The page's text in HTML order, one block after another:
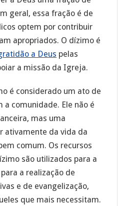
geral, essa fração é de
optem por contribuir
apropriados. O dízimo é
a Deus pelas
a missão da Igreja.
é considerado um ato de
comunidade. Ele não é
mas uma
ativamente da vida da
comum. Os recursos
são utilizados para a
a realização de
e de evangelização,
que mais necessitam.